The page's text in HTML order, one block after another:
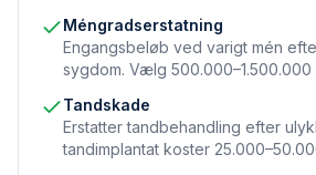
Méngradserstatning
Engangsbeløb ved varigt mén
sygdom. Vælg 500.000–1.500.000
Tandskade
Erstatter tandbehandling efter
tandimplantat koster